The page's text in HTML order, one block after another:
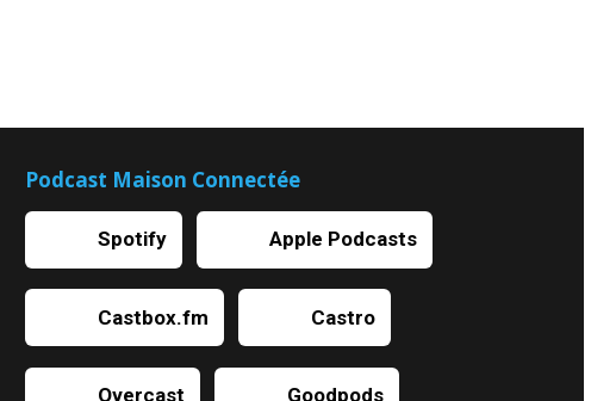
Podcast Maison Connectée
Spotify Apple Podcasts
Castbox.fm Castro
Overcast Goodpods